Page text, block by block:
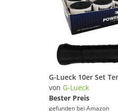
von G-Lueck
Bester Preis
gefunden bei Amazon